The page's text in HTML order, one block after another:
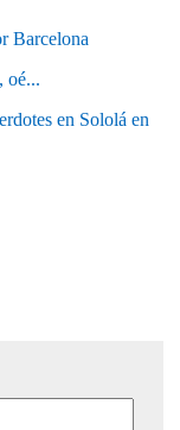
Barcelona
oé...
en Sololá en